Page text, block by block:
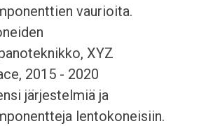
vaurioita.
XYZ
2015 - 2020
järjestelmiä ja
lentokoneisiin.